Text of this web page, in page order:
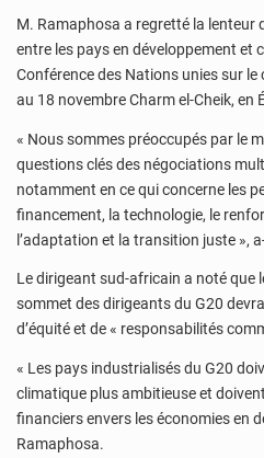
M. Ramaphosa a regretté la lenteur
entre les pays en développement et
Conférence des Nations unies sur
au 18 novembre Charm el-Cheik, en
« Nous sommes préoccupés par le
questions clés des négociations
notamment en ce qui concerne les
financement, la technologie, le
l’adaptation et la transition juste »,
Le dirigeant sud-africain a noté que
sommet des dirigeants du G20
d’équité et de « responsabilités
« Les pays industrialisés du G20
climatique plus ambitieuse et
financiers envers les économies en
Ramaphosa.